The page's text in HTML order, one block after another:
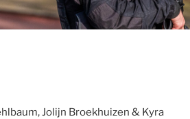
Jolijn Broekhuizen & Kyra